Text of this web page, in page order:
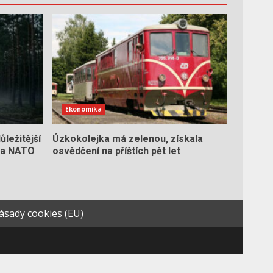
NATO
Ekonomika
Úzkokolejka má zelenou, získala
osvědčení na příštích pět let
cookies (EU)